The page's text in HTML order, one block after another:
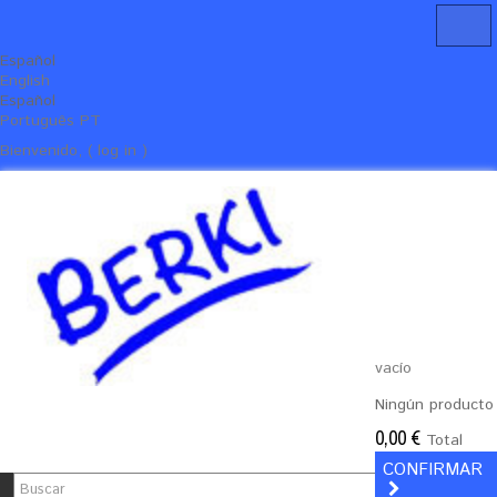
Español
English
Español
Português PT
Bienvenido, ( log in )
vacío
Ningún producto
0,00 € Total
CONFIRMAR